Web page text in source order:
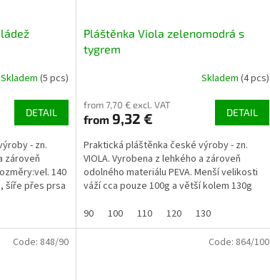
Skladem (5 pcs)
DETAIL
- zn.
zároveň
140
šíře přes prsa
Pláštěnka Viola zelenomodrá s
tygrem
Skladem (4 pcs)
from 7,70 € excl. VAT
from9,32 € DETAIL
Praktická pláštěnka české výroby - zn.
VIOLA. Vyrobena z lehkého a zároveň
odolného materiálu PEVA. Menší velikosti
váží cca pouze 100g a větší kolem 130g
90
100 110 120 130
Code: 848/90 Code: 864/100